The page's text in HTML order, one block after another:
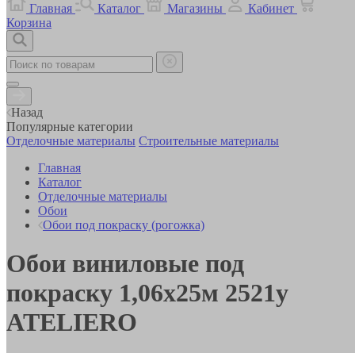
Главная
Каталог Магазины
Кабинет
Корзина
Назад
Популярные категории
Отделочные материалы Строительные материалы
Главная
Каталог
Отделочные материалы
Обои
Обои под покраску (рогожка)
Обои виниловые под
покраску 1,06х25м 2521у
ATELIERO